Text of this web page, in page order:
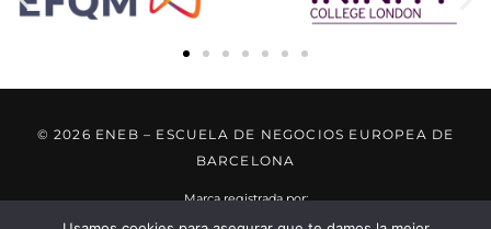
© 2026 ENEB – ESCUELA DE NEGOCIOS EUROPEA DE
BARCELONA
Marca registrada por: